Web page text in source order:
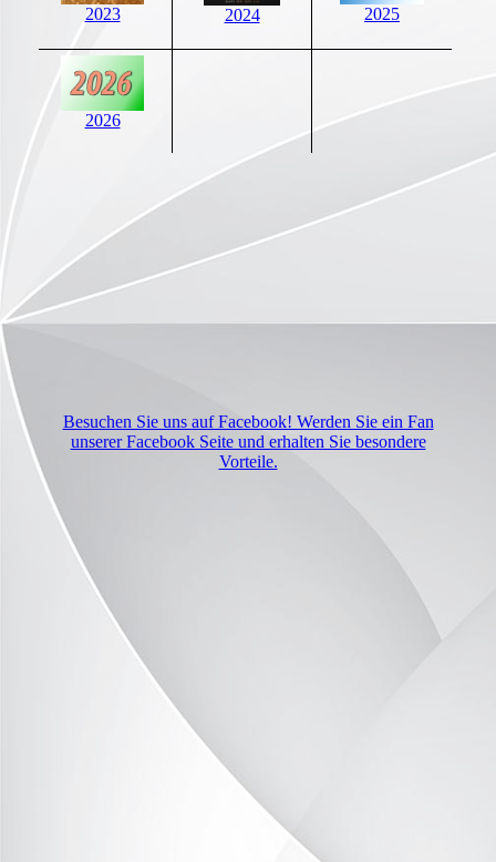
2023 2024 2025
2026
Besuchen Sie uns auf Facebook! Werden Sie ein Fan
unserer Facebook Seite und erhalten Sie besondere
Vorteile.